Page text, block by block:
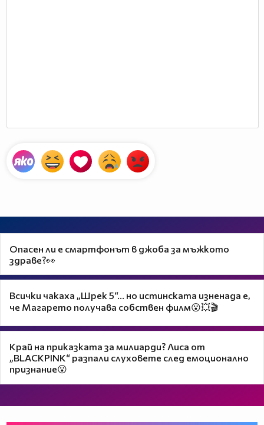
Опасен ли е смартфонът в джоба за мъжкото
здраве?👀
Всички чакаха „Шрек 5“… но истинската изненада е,
че Магарето получава собствен филм😮💥🎬
Край на приказката за милиарди? Лиса от
„BLACKPINK“ разпали слуховете след емоционално
признание😮